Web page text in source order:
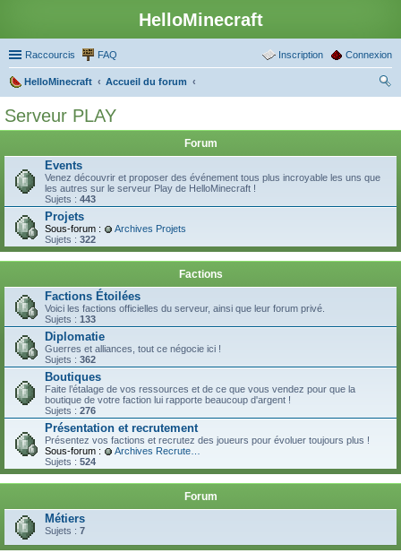
HelloMinecraft
Raccourcis FAQ Connexion
Inscription
HelloMinecraft
Accueil du forum
Serveur PLAY
Forum
Events
Venez découvrir et proposer des événement tous plus incroyable les uns que
les autres sur le serveur Play de HelloMinecraft !
Sujets : 443
Projets
Sous-forum :
Archives Projets
Sujets : 322
Factions
Factions Étoilées
Voici les factions officielles du serveur, ainsi que leur forum privé.
Sujets : 133
Diplomatie
Guerres et alliances, tout ce négocie ici !
Sujets : 362
Boutiques
Faite l’étalage de vos ressources et de ce que vous vendez pour que la
boutique de votre faction lui rapporte beaucoup d'argent !
Sujets : 276
Présentation et recrutement
Présentez vos factions et recrutez des joueurs pour évoluer toujours plus !
Sous-forum :
Sujets : 524
Forum
Métiers
Sujets : 7